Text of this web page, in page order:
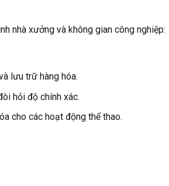
nhà xưởng và không gian công nghiệp:
lưu trữ hàng hóa.
hỏi độ chính xác.
cho các hoạt động thể thao.